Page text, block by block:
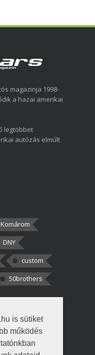
is sütiket
működés
magazinja 1998-
a hazai amerikai
legtöbbet
autózás elmúlt
Komárom
DNY
custom
50brothers
csak két
hogy fél autót,